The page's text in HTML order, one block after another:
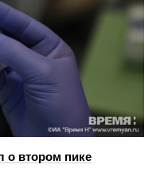
о втором пике